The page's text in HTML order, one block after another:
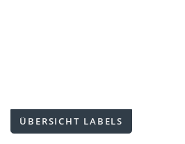
ÜBERSICHT LABELS